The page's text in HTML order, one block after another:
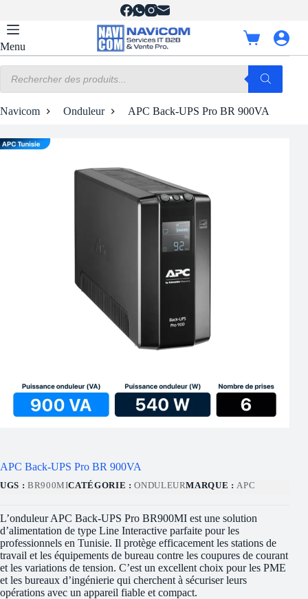
contenu
Menu
Panier
d’achat
produits
Navicom Onduleur APC Back-UPS Pro BR 900VA
APC Back-UPS Pro BR 900VA
UGS : BR900MICATÉGORIE :ONDULEURMARQUE : APC
L’onduleur APC Back-UPS Pro BR900MI est une solution
d’alimentation de type Line Interactive parfaite pour les
professionnels en Tunisie. Il protège efficacement les stations de
travail et les équipements de bureau contre les coupures de courant
et les variations de tension. C’est un excellent choix pour les PME
et les bureaux d’ingénierie qui cherchent à sécuriser leurs
opérations avec un appareil fiable et compact.